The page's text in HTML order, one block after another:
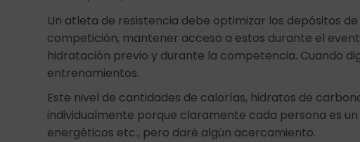
Un atleta de resistencia debe optimizar los depósitos
competición, mantener acceso a estos durante el
hidratación previo y durante la competencia. Cuando
entrenamientos.
Este nivel de cantidades de calorías, hidratos de
individualmente porque claramente cada persona es
energéticos etc., pero daré algún acercamiento.